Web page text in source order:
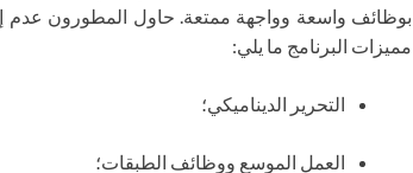
بوظائف واسعة وواجهة ممتعة. حاول المطورون
مميزات البرنامج ما يلي:
التحرير الديناميكي؛
العمل الموسع ووظائف الطبقات؛